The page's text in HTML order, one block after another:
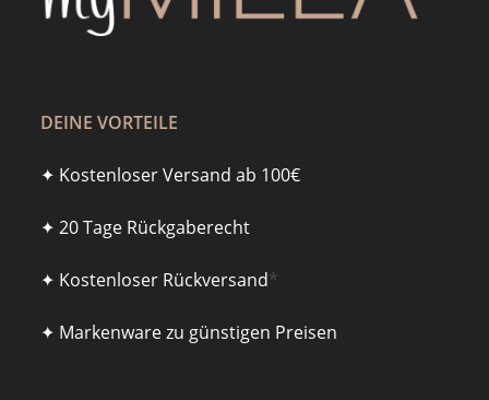
DEINE VORTEILE
✦ Kostenloser Versand ab 100€
✦ 20 Tage Rückgaberecht
✦ Kostenloser Rückversand*
✦ Markenware zu günstigen Preisen